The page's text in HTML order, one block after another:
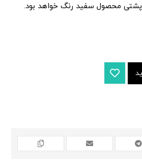
محصول سفید رنگ خواهد بود.